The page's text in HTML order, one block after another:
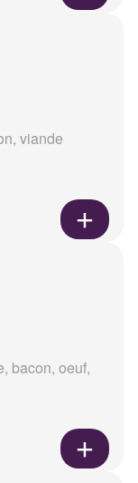
viande
bacon, oeuf,